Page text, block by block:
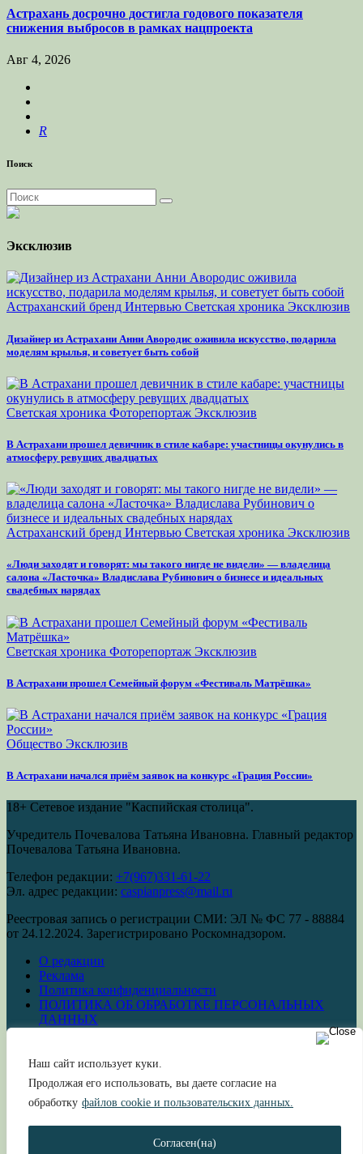
Наш сайт использует куки.
Продолжая его использовать, вы даете согласие на
обработку файлов cookie и пользовательских данных.
Согласен(на)
Астрахань досрочно достигла годового показателя
снижения выбросов в рамках нацпроекта
Авг 4, 2026
R
Поиск
Эксклюзив
Астраханский бренд Интервью Светская хроника Эксклюзив
Дизайнер из Астрахани Анни Авородис оживила искусство, подарила
моделям крылья, и советует быть собой
Светская хроника Фоторепортаж Эксклюзив
В Астрахани прошел девичник в стиле кабаре: участницы окунулись в
атмосферу ревущих двадцатых
Астраханский бренд Интервью Светская хроника Эксклюзив
«Люди заходят и говорят: мы такого нигде не видели» — владелица
салона «Ласточка» Владислава Рубинович о бизнесе и идеальных
свадебных нарядах
Светская хроника Фоторепортаж Эксклюзив
В Астрахани прошел Семейный форум «Фестиваль Матрёшка»
Общество Эксклюзив
В Астрахани начался приём заявок на конкурс «Грация России»
18+ Сетевое издание "Каспийская столица".
Учредитель Почевалова Татьяна Ивановна. Главный редактор
Почевалова Татьяна Ивановна.
Телефон редакции: +7(967)331-61-22
Эл. адрес редакции: caspianpress@mail.ru
Реестровая запись о регистрации СМИ: ЭЛ № ФС 77 - 88884
от 24.12.2024. Зарегистрировано Роскомнадзором.
О редакции
Реклама
Политика конфиденциальности
ПОЛИТИКА ОБ ОБРАБОТКЕ ПЕРСОНАЛЬНЫХ
ДАННЫХ
Сетевое издание «Каспийская столица»
Новости Астраханской области и стран Прикаспия